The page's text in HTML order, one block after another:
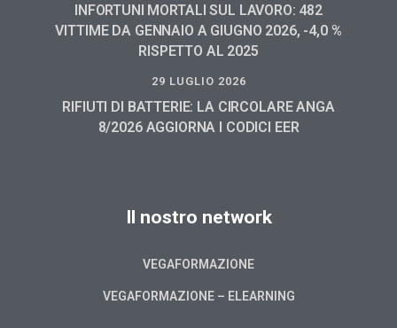
INFORTUNI MORTALI SUL LAVORO: 482
VITTIME DA GENNAIO A GIUGNO 2026, -4,0 %
RISPETTO AL 2025
29 LUGLIO 2026
RIFIUTI DI BATTERIE: LA CIRCOLARE ANGA
8/2026 AGGIORNA I CODICI EER
Il nostro network
VEGAFORMAZIONE
VEGAFORMAZIONE – ELEARNING